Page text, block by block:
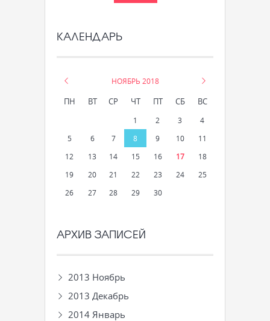
КАЛЕНДАРЬ
НОЯБРЬ 2018
ПН ВТ СР ЧТ ПТ СБ ВС
1 2 3
4
5
6 7 8 9 10
11
12
13 14 15 16 17
18
19
20 21 22 23 24
25
26
27 28 29 30
АРХИВ ЗАПИСЕЙ
2013 Ноябрь
2013 Декабрь
2014 Январь